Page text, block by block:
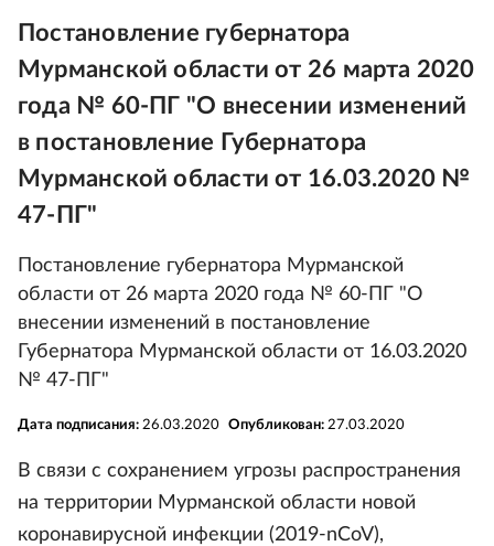
Постановление губернатора
Мурманской области от 26 марта 2020
года № 60-ПГ "О внесении изменений
в постановление Губернатора
Мурманской области от 16.03.2020 №
47-ПГ"
Постановление губернатора Мурманской
области от 26 марта 2020 года № 60-ПГ "О
внесении изменений в постановление
Губернатора Мурманской области от 16.03.2020
№ 47-ПГ"
Дата подписания: 26.03.2020 Опубликован: 27.03.2020
В связи с сохранением угрозы распространения
на территории Мурманской области новой
коронавирусной инфекции (2019-nCoV),